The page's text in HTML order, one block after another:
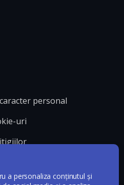
personal
uri
a personaliza conținutul și